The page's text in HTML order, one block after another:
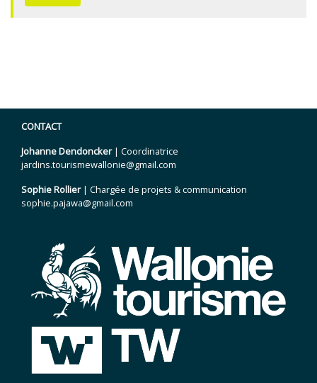
CONTACT
Johanne Dendoncker| Coordinatrice
jardins.tourismewallonie@gmail.com
Sophie Rollier| Chargée de projets & communication
sophie.pajawa@gmail.com